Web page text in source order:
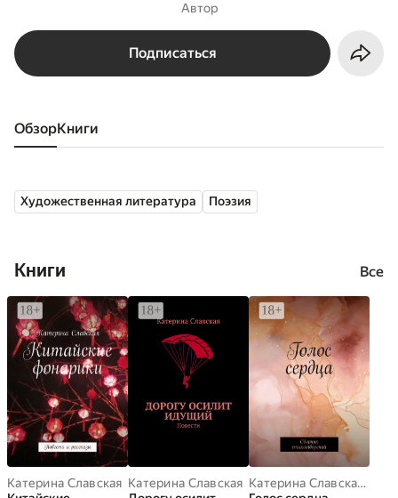
Автор
Подписаться
Обзор книги
Художественная литература Поэзия
Книги Все
Катерина Славская Катерина Славская
Катерина Славская,